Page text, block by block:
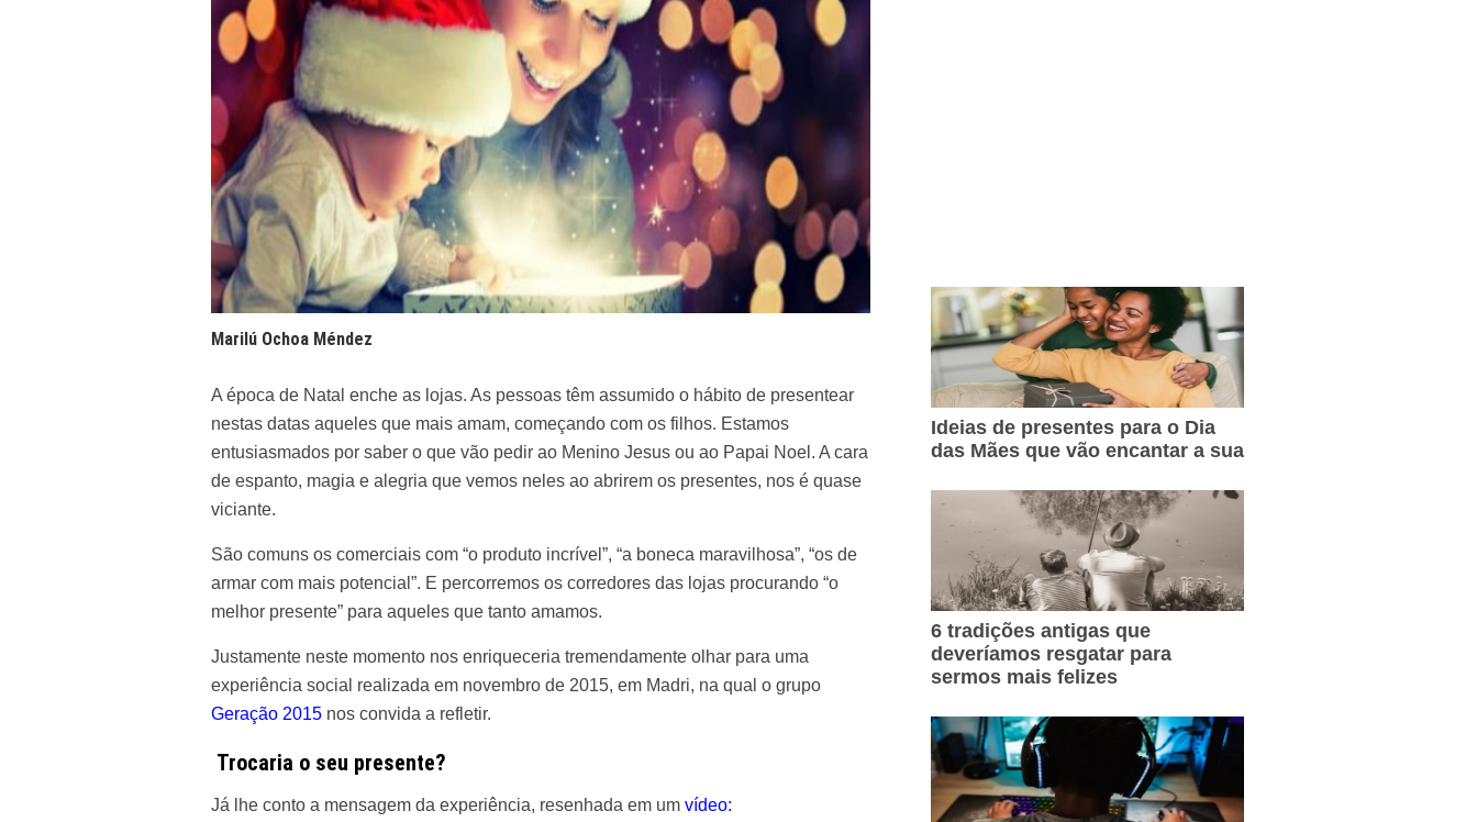
Marilú Ochoa Méndez
A época de Natal enche as lojas. As pessoas têm assumido o hábito de presentear
nestas datas aqueles que mais amam, começando com os filhos. Estamos
entusiasmados por saber o que vão pedir ao Menino Jesus ou ao Papai Noel. A cara
de espanto, magia e alegria que vemos neles ao abrirem os presentes, nos é quase
viciante.
São comuns os comerciais com “o produto incrível”, “a boneca maravilhosa”, “os de
armar com mais potencial”. E percorremos os corredores das lojas procurando “o
melhor presente” para aqueles que tanto amamos.
Justamente neste momento nos enriqueceria tremendamente olhar para uma
experiência social realizada em novembro de 2015, em Madri, na qual o grupo
Geração 2015 nos convida a refletir.
Trocaria o seu presente?
Já lhe conto a mensagem da experiência, resenhada em um vídeo:
Ideias de presentes para o Dia
das Mães que vão encantar a sua
6 tradições antigas que
deveríamos resgatar para
sermos mais felizes